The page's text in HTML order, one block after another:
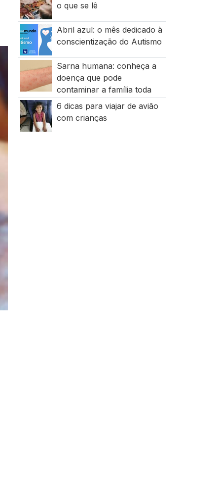
o que se lê
Abril azul: o mês dedicado à
conscientização do Autismo
Sarna humana: conheça a
doença que pode
contaminar a família toda
6 dicas para viajar de avião
com crianças